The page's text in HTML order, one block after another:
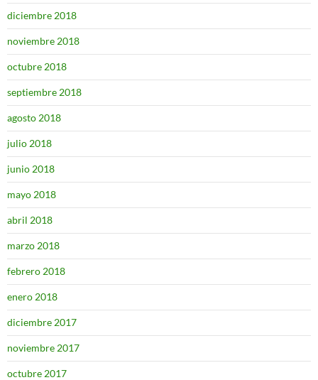
diciembre 2018
noviembre 2018
octubre 2018
septiembre 2018
agosto 2018
julio 2018
junio 2018
mayo 2018
abril 2018
marzo 2018
febrero 2018
enero 2018
diciembre 2017
noviembre 2017
octubre 2017